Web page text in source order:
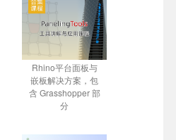
Rhino平台面板与
嵌板解决方案，包
含 Grasshopper 部
分